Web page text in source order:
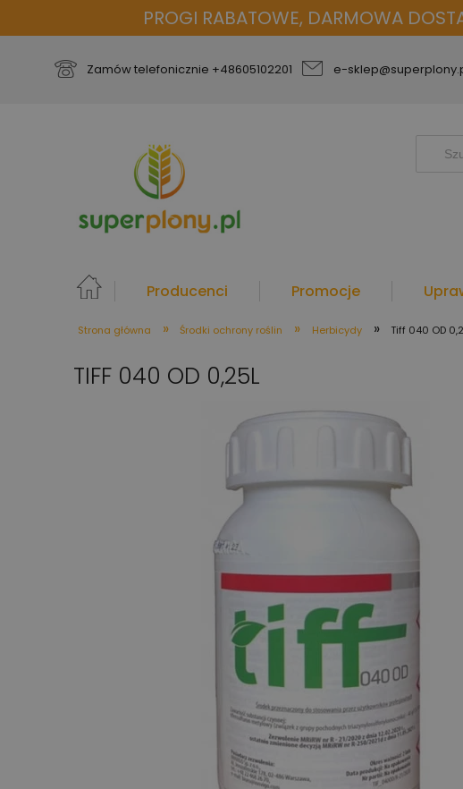
PROGI RABATOWE, DARMOWA
Zamów telefonicznie +48605102201 e-
Producenci Promocje
więcej
Strona główna » Środki ochrony roślin » Herbicydy » Tiff 040 OD
TIFF 040 OD 0,25L